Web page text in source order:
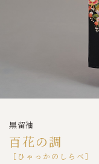
黒留袖
百花の調
［ひゃっかのしらべ］